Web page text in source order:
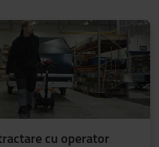
cu operator